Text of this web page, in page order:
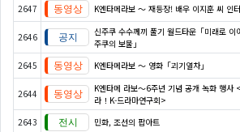
2647 K엔타메라보 ～ 재등장! 배우 이지훈 씨 인
2646
신주쿠 수수께끼 풀기 월드타운「미래로 이
주쿠의 보물」
2645 K엔타메라보 ～ 영화「괴기열차」
2644
K엔타메 라보～6주년 기념 공개 녹화 행사
라！K-드라마연구회>
2643 민화, 조선의 팝아트